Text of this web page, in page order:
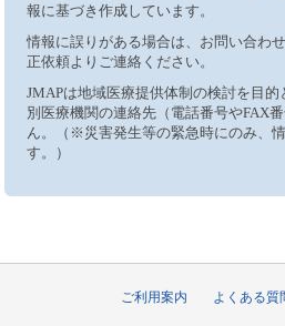
報に基づき作成しています。
情報に誤りがある場合は、お問い合わ
正依頼よりご連絡ください。
JMAPは地域医療提供体制の検討を目
別医療機関の連絡先（電話番号やFAX
ん。（※災害発生等の緊急時にのみ、
す。）
ご利用案内 よくある質